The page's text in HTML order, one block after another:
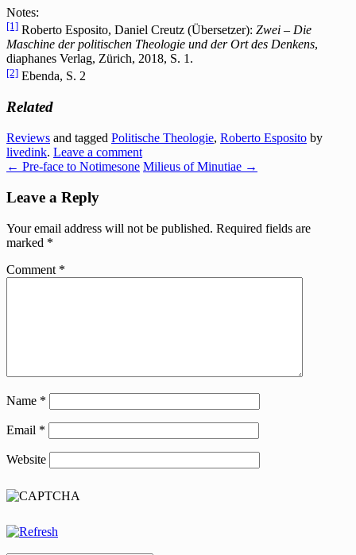
Notes:
[1] Roberto Esposito, Daniel Creutz (Übersetzer): Zwei – Die
Maschine der politischen Theologie und der Ort des Denkens,
diaphanes Verlag, Zürich, 2018, S. 1.
[2] Ebenda, S. 2
Related
Reviews and tagged Politische Theologie, Roberto Esposito by
livedink. Leave a comment
← Pre-face to Notimesone Milieus of Minutiae →
Leave a Reply
Your email address will not be published. Required fields are
marked *
Comment *
Name *
Email *
Website